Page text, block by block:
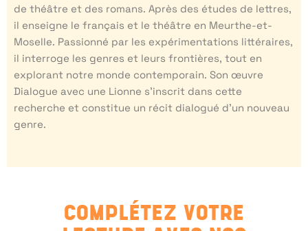
de théâtre et des romans. Après des études de lettres,
il enseigne le français et le théâtre en Meurthe-et-
Moselle. Passionné par les expérimentations littéraires,
il interroge les genres et leurs frontières, tout en
explorant notre monde contemporain. Son œuvre
Dialogue avec une Lionne s’inscrit dans cette
recherche et constitue un récit dialogué d’un nouveau
genre.
COMPLÉTEZ VOTRE